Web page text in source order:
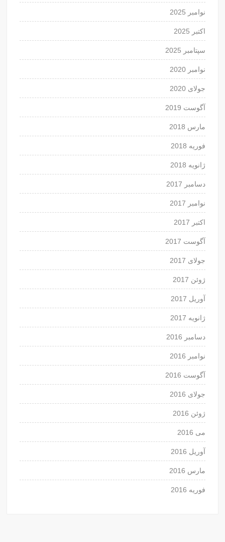
نوامبر 2025
اکتبر 2025
سپتامبر 2025
نوامبر 2020
جولای 2020
آگوست 2019
مارس 2018
فوریه 2018
ژانویه 2018
دسامبر 2017
نوامبر 2017
اکتبر 2017
آگوست 2017
جولای 2017
ژوئن 2017
آوریل 2017
ژانویه 2017
دسامبر 2016
نوامبر 2016
آگوست 2016
جولای 2016
ژوئن 2016
می 2016
آوریل 2016
مارس 2016
فوریه 2016